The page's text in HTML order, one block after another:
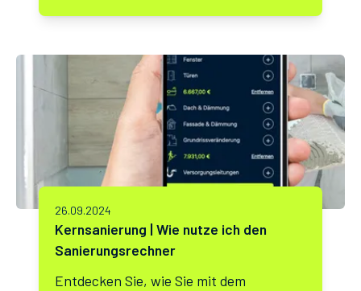
26.09.2024
Kernsanierung | Wie nutze ich den
Sanierungsrechner
Entdecken Sie, wie Sie mit dem